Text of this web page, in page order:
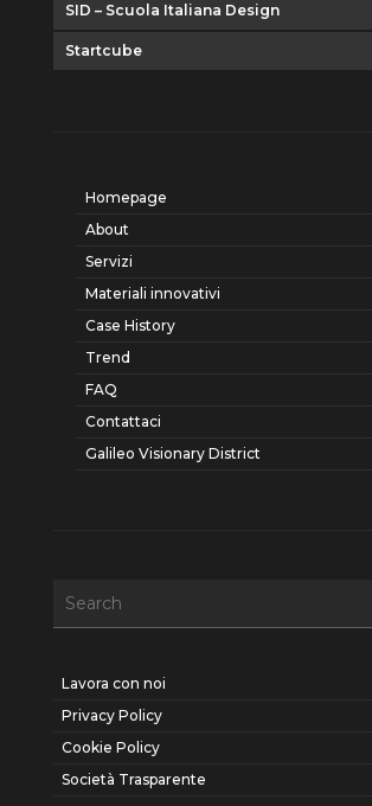
SID – Scuola Italiana Design
Startcube
Homepage
About
Servizi
Materiali innovativi
Case History
Trend
FAQ
Contattaci
Galileo Visionary District
Lavora con noi
Privacy Policy
Cookie Policy
Società Trasparente